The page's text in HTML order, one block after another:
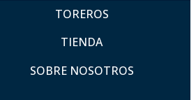
TOREROS
TIENDA
SOBRE NOSOTROS